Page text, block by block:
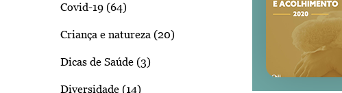
Covid-19 (64)
Criança e natureza (20)
Dicas de Saúde (3)
Diversidade (14)